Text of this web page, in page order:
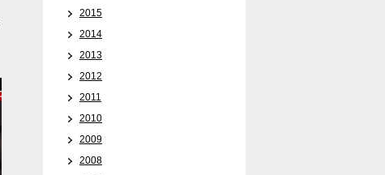
2015
2014
2013
2012
2011
2010
2009
2008